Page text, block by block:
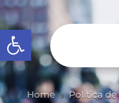
Abrir barra de
Home 9 Política de